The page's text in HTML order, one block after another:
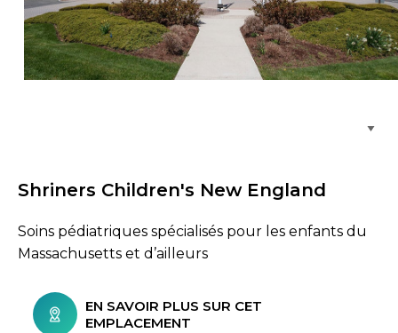
Shriners Children's New England
Soins pédiatriques spécialisés pour les enfants du
Massachusetts et d’ailleurs
EN SAVOIR PLUS SUR CET
EMPLACEMENT